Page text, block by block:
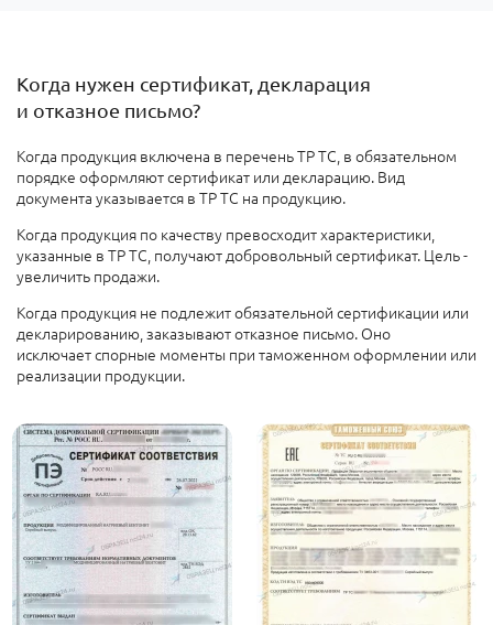
Когда нужен сертификат, декларация
и отказное письмо?
Когда продукция включена в перечень ТР ТС, в обязательном
порядке оформляют сертификат или декларацию. Вид
документа указывается в ТР ТС на продукцию.
Когда продукция по качеству превосходит характеристики,
указанные в ТР ТС, получают добровольный сертификат. Цель -
увеличить продажи.
Когда продукция не подлежит обязательной сертификации или
декларированию , заказывают отказное письмо. Оно
исключает спорные моменты при таможенном оформлении или
реализации продукции.